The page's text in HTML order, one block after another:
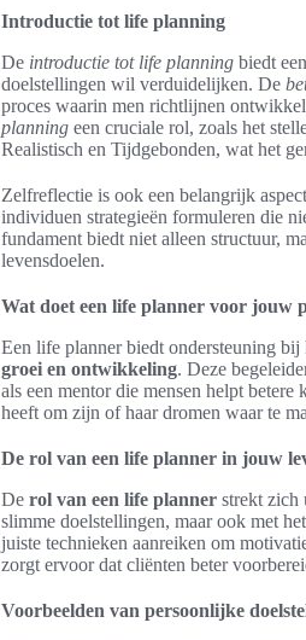
Introductie tot life planning
De introductie tot life planning biedt
doelstellingen wil verduidelijken. De
proces waarin men richtlijnen
planning een cruciale rol, zoals het
Realistisch en Tijdgebonden, wat het
Zelfreflectie is ook een belangrijk
individuen strategieën formuleren die
fundament biedt niet alleen structuur,
levensdoelen.
Wat doet een life planner voor jouw
Een life planner biedt ondersteuning
groei en ontwikkeling. Deze
als een mentor die mensen helpt
heeft om zijn of haar dromen waar te
De rol van een life planner in jouw
De rol van een life planner strekt zich
slimme doelstellingen, maar ook met
juiste technieken aanreiken om
zorgt ervoor dat cliënten beter
Voorbeelden van persoonlijke